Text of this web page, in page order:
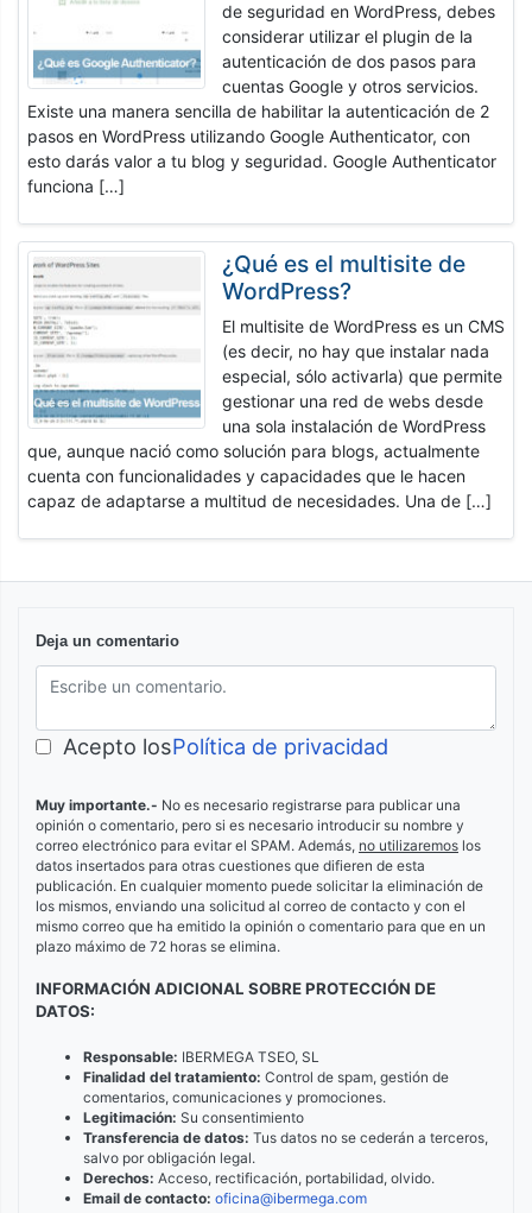
de seguridad en WordPress, debes
considerar utilizar el plugin de la
autenticación de dos pasos para
cuentas Google y otros servicios.
Existe una manera sencilla de habilitar la autenticación de 2
pasos en WordPress utilizando Google Authenticator, con
esto darás valor a tu blog y seguridad. Google Authenticator
funciona […]
¿Qué es el multisite de
WordPress?
El multisite de WordPress es un CMS
(es decir, no hay que instalar nada
especial, sólo activarla) que permite
gestionar una red de webs desde
una sola instalación de WordPress
que, aunque nació como solución para blogs, actualmente
cuenta con funcionalidades y capacidades que le hacen
capaz de adaptarse a multitud de necesidades. Una de […]
Deja un comentario
Acepto losPolítica de privacidad
Muy importante.- No es necesario registrarse para publicar una
opinión o comentario, pero si es necesario introducir su nombre y
correo electrónico para evitar el SPAM. Además, no utilizaremos los
datos insertados para otras cuestiones que difieren de esta
publicación. En cualquier momento puede solicitar la eliminación de
los mismos, enviando una solicitud al correo de contacto y con el
mismo correo que ha emitido la opinión o comentario para que en un
plazo máximo de 72 horas se elimina.
INFORMACIÓN ADICIONAL SOBRE PROTECCIÓN DE
DATOS:
Responsable: IBERMEGA TSEO, SL
Finalidad del tratamiento: Control de spam, gestión de
comentarios, comunicaciones y promociones.
Legitimación: Su consentimiento
Transferencia de datos: Tus datos no se cederán a terceros,
salvo por obligación legal.
Derechos: Acceso, rectificación, portabilidad, olvido.
Email de contacto: oficina@ibermega.com